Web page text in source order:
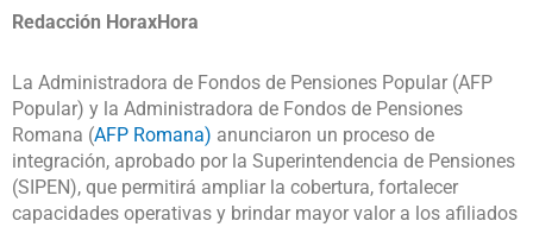
Redacción HoraxHora
La Administradora de Fondos de Pensiones Popular (AFP
Popular) y la Administradora de Fondos de Pensiones
Romana (AFP Romana) anunciaron un proceso de
integración, aprobado por la Superintendencia de Pensiones
(SIPEN), que permitirá ampliar la cobertura, fortalecer
capacidades operativas y brindar mayor valor a los afiliados